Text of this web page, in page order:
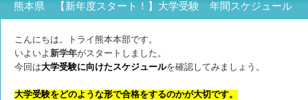
熊本県 【新年度スタート！】大学受験 年間スケジュール
こんにちは。トライ熊本本部です。
いよいよ 新学年がスタートしました。
今回は大学受験に向けたスケジュールを確認してみましょう。
大学受験をどのような形で合格をするのかが大切です。